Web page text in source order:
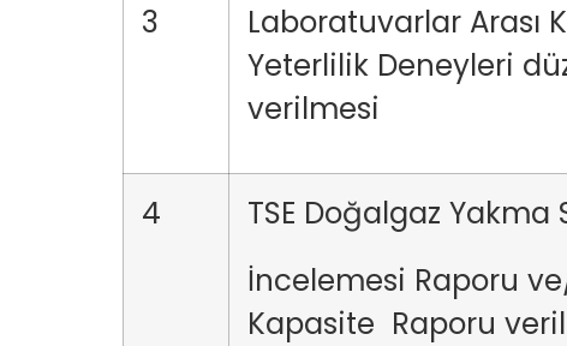
3
Laboratuvarlar Arası
Yeterlilik Deneyleri
verilmesi
4
TSE Doğalgaz
İncelemesi Raporu
Kapasite Raporu